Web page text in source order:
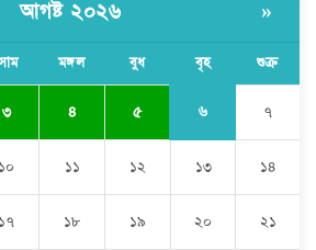
আগষ্ট ২০২৬ »
মঙ্গল বুধ বৃহ শুক্র
৩ ৪ ৫ ৬ ৭
১০ ১১ ১২ ১৩ ১৪
১৭ ১৮ ১৯ ২০ ২১